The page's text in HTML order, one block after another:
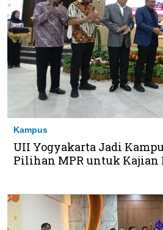
Kampus
UII Yogyakarta Jadi
Pilihan MPR untuk Kajian